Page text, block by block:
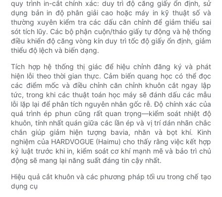
quy trình in-cắt chính xác: duy trì độ căng giấy ổn định, sử
dụng bản in độ phân giải cao hoặc máy in kỹ thuật số và
thường xuyên kiểm tra các dấu căn chỉnh để giảm thiểu sai
sót tích lũy. Các bộ phận cuộn/tháo giấy tự động và hệ thống
điều khiển độ căng vòng kín duy trì tốc độ giấy ổn định, giảm
thiểu độ lệch và biến dạng.
Tích hợp hệ thống thị giác để hiệu chỉnh đăng ký và phát
hiện lỗi theo thời gian thực. Cảm biến quang học có thể đọc
các điểm mốc và điều chỉnh căn chỉnh khuôn cắt ngay lập
tức, trong khi các thuật toán học máy sẽ đánh dấu các mẫu
lỗi lặp lại để phân tích nguyên nhân gốc rễ. Độ chính xác của
quá trình ép phun cũng rất quan trọng—kiểm soát nhiệt độ
khuôn, tính nhất quán giữa các lần ép và vị trí dán nhãn chắc
chắn giúp giảm hiện tượng bavia, nhăn và bọt khí. Kinh
nghiệm của HARDVOGUE (Haimu) cho thấy rằng việc kết hợp
kỷ luật trước khi in, kiểm soát cơ khí mạnh mẽ và bảo trì chủ
động sẽ mang lại năng suất đáng tin cậy nhất.
Hiệu quả cắt khuôn và các phương pháp tối ưu trong chế tạo
dụng cụ